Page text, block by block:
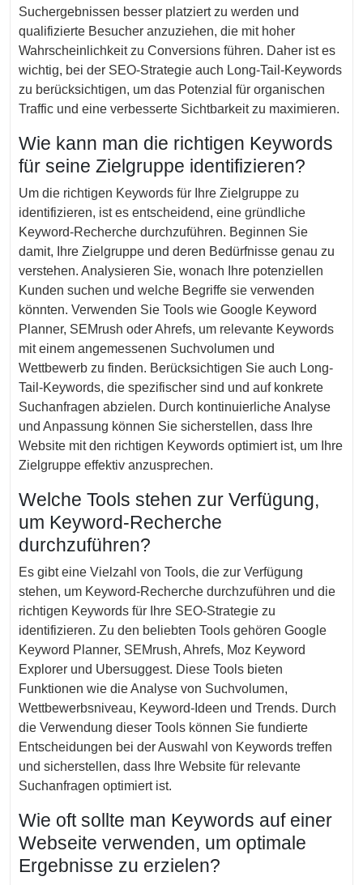
Suchergebnissen besser platziert zu werden und
qualifizierte Besucher anzuziehen, die mit hoher
Wahrscheinlichkeit zu Conversions führen. Daher ist es
wichtig, bei der SEO-Strategie auch Long-Tail-Keywords
zu berücksichtigen, um das Potenzial für organischen
Traffic und eine verbesserte Sichtbarkeit zu maximieren.
Wie kann man die richtigen Keywords
für seine Zielgruppe identifizieren?
Um die richtigen Keywords für Ihre Zielgruppe zu
identifizieren, ist es entscheidend, eine gründliche
Keyword-Recherche durchzuführen. Beginnen Sie
damit, Ihre Zielgruppe und deren Bedürfnisse genau zu
verstehen. Analysieren Sie, wonach Ihre potenziellen
Kunden suchen und welche Begriffe sie verwenden
könnten. Verwenden Sie Tools wie Google Keyword
Planner, SEMrush oder Ahrefs, um relevante Keywords
mit einem angemessenen Suchvolumen und
Wettbewerb zu finden. Berücksichtigen Sie auch Long-
Tail-Keywords, die spezifischer sind und auf konkrete
Suchanfragen abzielen. Durch kontinuierliche Analyse
und Anpassung können Sie sicherstellen, dass Ihre
Website mit den richtigen Keywords optimiert ist, um Ihre
Zielgruppe effektiv anzusprechen.
Welche Tools stehen zur Verfügung,
um Keyword-Recherche
durchzuführen?
Es gibt eine Vielzahl von Tools, die zur Verfügung
stehen, um Keyword-Recherche durchzuführen und die
richtigen Keywords für Ihre SEO-Strategie zu
identifizieren. Zu den beliebten Tools gehören Google
Keyword Planner, SEMrush, Ahrefs, Moz Keyword
Explorer und Ubersuggest. Diese Tools bieten
Funktionen wie die Analyse von Suchvolumen,
Wettbewerbsniveau, Keyword-Ideen und Trends. Durch
die Verwendung dieser Tools können Sie fundierte
Entscheidungen bei der Auswahl von Keywords treffen
und sicherstellen, dass Ihre Website für relevante
Suchanfragen optimiert ist.
Wie oft sollte man Keywords auf einer
Webseite verwenden, um optimale
Ergebnisse zu erzielen?